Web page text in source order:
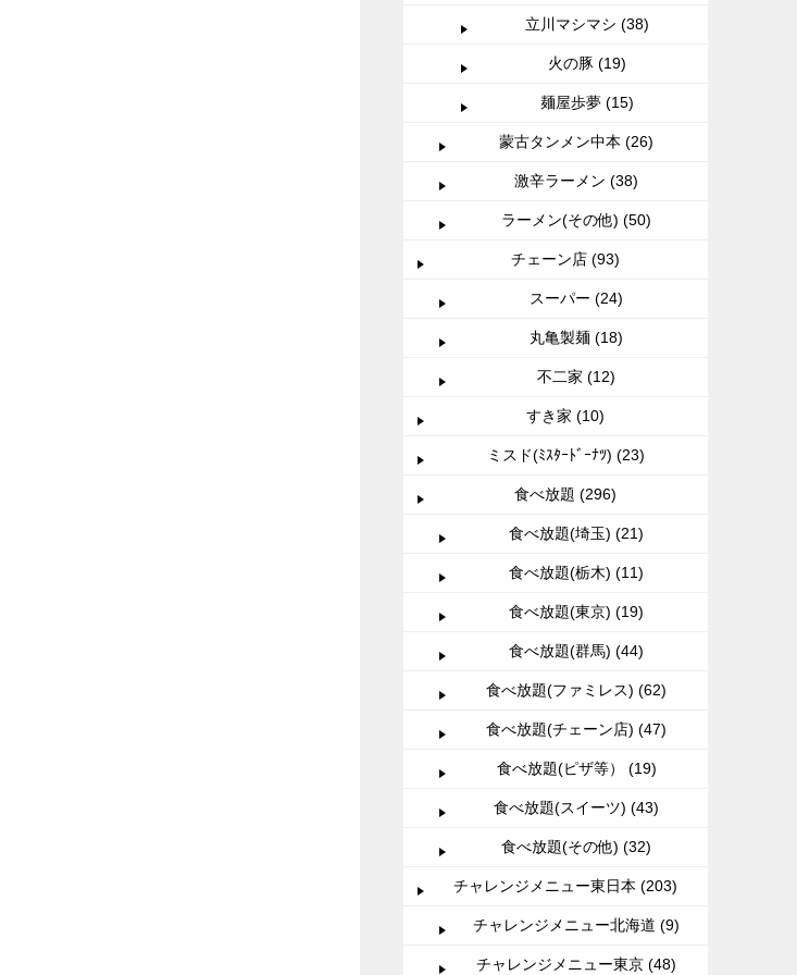
立川マシマシ (38)
火の豚 (19)
麺屋歩夢 (15)
蒙古タンメン中本 (26)
激辛ラーメン (38)
ラーメン(その他) (50)
チェーン店 (93)
スーパー (24)
丸亀製麺 (18)
不二家 (12)
すき家 (10)
ミスド(ﾐｽﾀｰﾄﾞｰﾅﾂ) (23)
食べ放題 (296)
食べ放題(埼玉) (21)
食べ放題(栃木) (11)
食べ放題(東京) (19)
食べ放題(群馬) (44)
食べ放題(ファミレス) (62)
食べ放題(チェーン店) (47)
食べ放題(ピザ等） (19)
食べ放題(スイーツ) (43)
食べ放題(その他) (32)
チャレンジメニュー東日本 (203)
チャレンジメニュー北海道 (9)
チャレンジメニュー東京 (48)